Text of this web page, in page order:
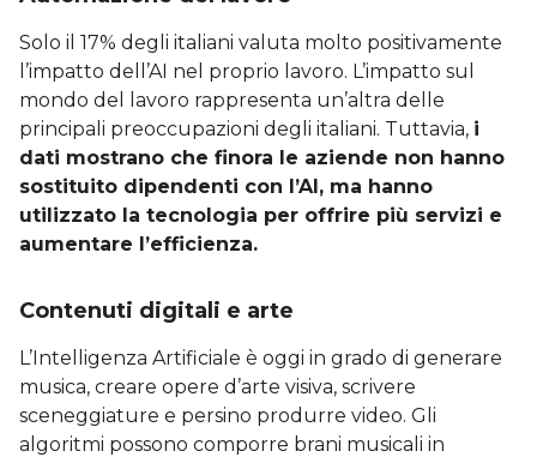
Solo il 17% degli italiani valuta molto positivamente
l’impatto dell’AI nel proprio lavoro. L’impatto sul
mondo del lavoro rappresenta un’altra delle
principali preoccupazioni degli italiani. Tuttavia, i
dati mostrano che finora le aziende non hanno
sostituito dipendenti con l’AI, ma hanno
utilizzato la tecnologia per offrire più servizi e
aumentare l’efficienza.
Contenuti digitali e arte
L’Intelligenza Artificiale è oggi in grado di generare
musica, creare opere d’arte visiva, scrivere
sceneggiature e persino produrre video. Gli
algoritmi possono comporre brani musicali in